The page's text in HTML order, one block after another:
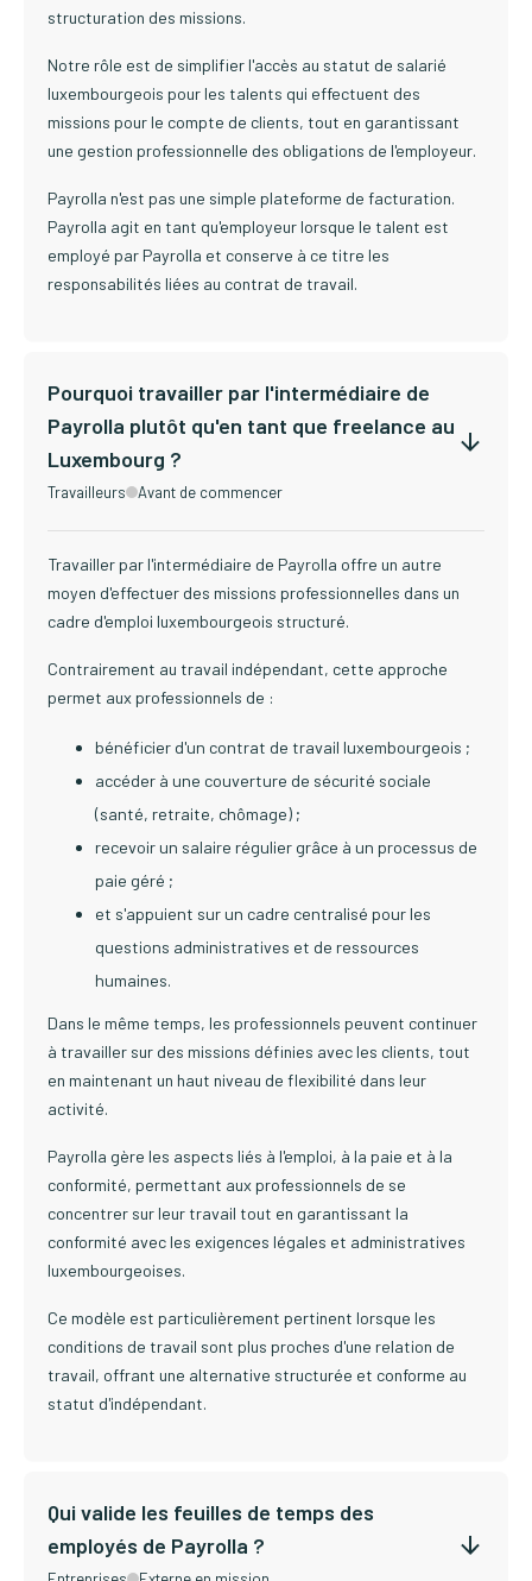
structuration des missions.
Notre rôle est de simplifier l'accès au statut de salarié
luxembourgeois pour les talents qui effectuent des
missions pour le compte de clients, tout en garantissant
une gestion professionnelle des obligations de l'employeur.
Payrolla n'est pas une simple plateforme de facturation.
Payrolla agit en tant qu'employeur lorsque le talent est
employé par Payrolla et conserve à ce titre les
responsabilités liées au contrat de travail.
Pourquoi travailler par l'intermédiaire de
Payrolla plutôt qu'en tant que freelance au
Luxembourg ?
Travailleurs Avant de commencer
Travailler par l'intermédiaire de Payrolla offre un autre
moyen d'effectuer des missions professionnelles dans un
cadre d'emploi luxembourgeois structuré.
Contrairement au travail indépendant, cette approche
permet aux professionnels de :
bénéficier d'un contrat de travail luxembourgeois ;
accéder à une couverture de sécurité sociale
(santé, retraite, chômage) ;
recevoir un salaire régulier grâce à un processus de
paie géré ;
et s'appuient sur un cadre centralisé pour les
questions administratives et de ressources
humaines.
Dans le même temps, les professionnels peuvent continuer
à travailler sur des missions définies avec les clients, tout
en maintenant un haut niveau de flexibilité dans leur
activité.
Payrolla gère les aspects liés à l'emploi, à la paie et à la
conformité, permettant aux professionnels de se
concentrer sur leur travail tout en garantissant la
conformité avec les exigences légales et administratives
luxembourgeoises.
Ce modèle est particulièrement pertinent lorsque les
conditions de travail sont plus proches d'une relation de
travail, offrant une alternative structurée et conforme au
statut d'indépendant.
Qui valide les feuilles de temps des
employés de Payrolla ?